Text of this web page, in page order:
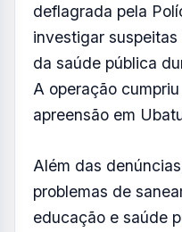
deflagrada pela
investigar
da saúde pública
A operação
apreensão em
Além das
problemas de
educação e saúde